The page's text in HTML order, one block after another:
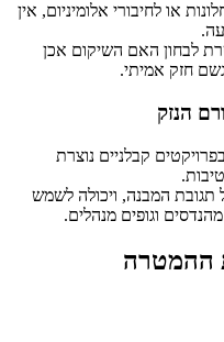
או לחיבורי אלומיניום, אין
לבחון האם השיקום אכן
חזק אמיתי.
הנזק
קבלניים נוצרת
המבנה, ויכולה לשמש
וגופים מנהלים.
ההמטרה